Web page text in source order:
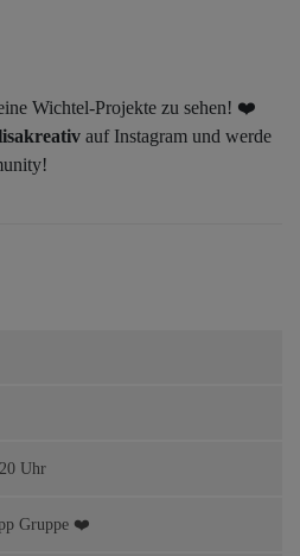
Wichtel-Projekte zu sehen! ❤️
auf Instagram und werde
Uhr
Gruppe ❤️